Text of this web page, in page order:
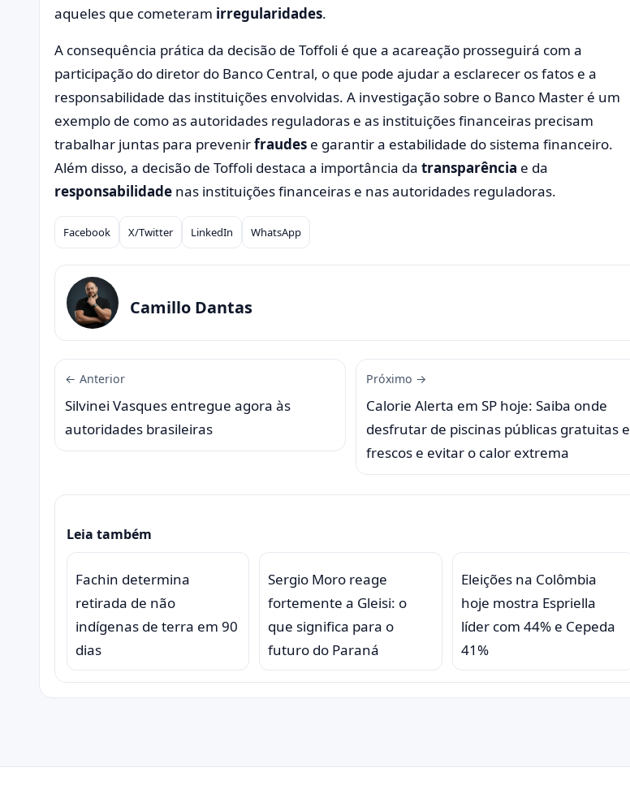
aqueles que cometeram irregularidades.
A consequência prática da decisão de Toffoli é que a acareação prosseguirá com a
participação do diretor do Banco Central, o que pode ajudar a esclarecer os fatos e a
responsabilidade das instituições envolvidas. A investigação sobre o Banco Master é um
exemplo de como as autoridades reguladoras e as instituições financeiras precisam
trabalhar juntas para prevenirfraudes e garantir a estabilidade do sistema financeiro.
Além disso, a decisão de Toffoli destaca a importância da transparência e da
responsabilidade nas instituições financeiras e nas autoridades reguladoras.
Compartilhar
Facebook X/Twitter LinkedIn WhatsApp
Camillo Dantas
← Anterior
Silvinei Vasques entregue agora às
autoridades brasileiras
Próximo →
Calorie Alerta em SP hoje: Saiba onde
desfrutar de piscinas públicas gratuitas e
frescos e evitar o calor extrema
Leia também
Fachin determina
retirada de não
indígenas de terra em 90
dias
Sergio Moro reage
fortemente a Gleisi: o
que significa para o
futuro do Paraná
Eleições na Colômbia
hoje mostra Espriella
líder com 44% e Cepeda
41%